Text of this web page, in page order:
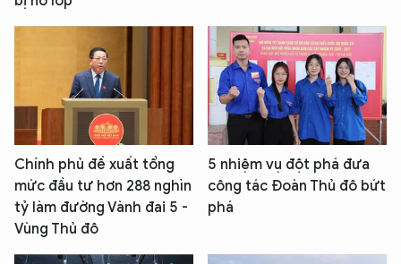
Chính phủ đề xuất tổng
mức đầu tư hơn 288 nghìn
tỷ làm đường Vành đai 5 -
Vùng Thủ đô
5 nhiệm vụ đột phá đưa
công tác Đoàn Thủ đô bứt
phá